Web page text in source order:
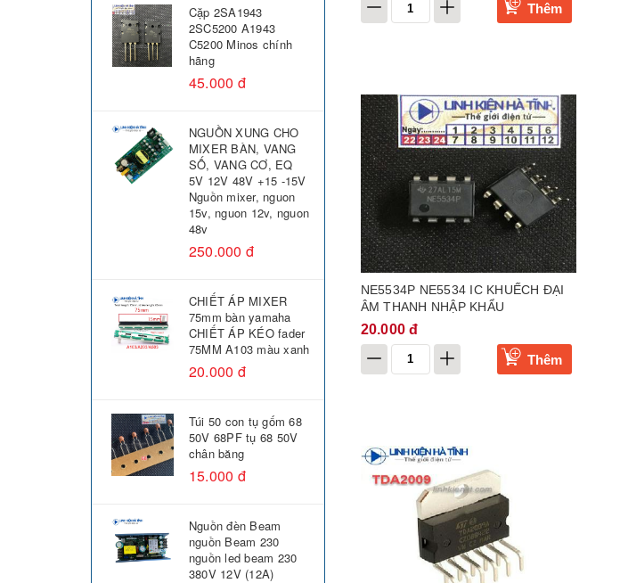
Cặp 2SA1943
2SC5200 A1943
C5200 Minos chính
hãng
45.000 đ
NGUỒN XUNG CHO
MIXER BÀN, VANG
SỐ, VANG CƠ, EQ
5V 12V 48V +15 -15V
Nguồn mixer, nguon
15v, nguon 12v, nguon
48v
250.000 đ
CHIẾT ÁP MIXER
75mm bàn yamaha
CHIẾT ÁP KÉO fader
75MM A103 màu xanh
20.000 đ
Túi 50 con tụ gốm 68
50V 68PF tụ 68 50V
chân băng
15.000 đ
Nguồn đèn Beam
nguồn Beam 230
nguồn led beam 230
380V 12V (12A)
Thêm
NE5534P NE5534 IC KHUẾCH ĐẠI
ÂM THANH NHẬP KHẨU
20.000 đ
Thêm